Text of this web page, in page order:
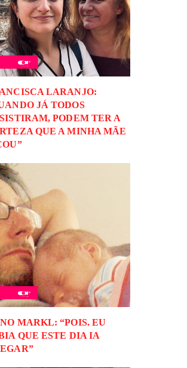
LARANJO:
JÁ TODOS
PODEM TER A
QUE A MINHA MÃE
MARKL: “POIS. EU
QUE ESTE DIA IA